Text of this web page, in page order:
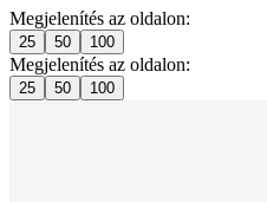
Megjelenítés az oldalon:
25 50 100
Megjelenítés az oldalon:
25 50 100